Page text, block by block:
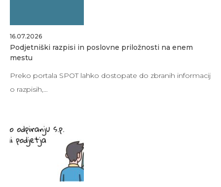
16.07.2026
Podjetniški razpisi in poslovne priložnosti na enem
mestu
Preko portala SPOT lahko dostopate do zbranih informacij
o razpisih,…